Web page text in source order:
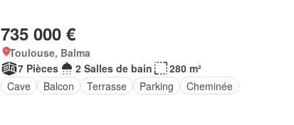
735 000 €
Toulouse, Balma
7 Pièces
2 Salles de bain
280 m²
Cave
Balcon Terrasse Parking Cheminée